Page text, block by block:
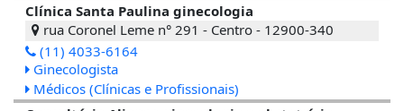
Clínica Santa Paulina ginecologia
rua Coronel Leme n° 291 - Centro - 12900-340
(11) 4033-6164
Ginecologista
Médicos (Clínicas e Profissionais)